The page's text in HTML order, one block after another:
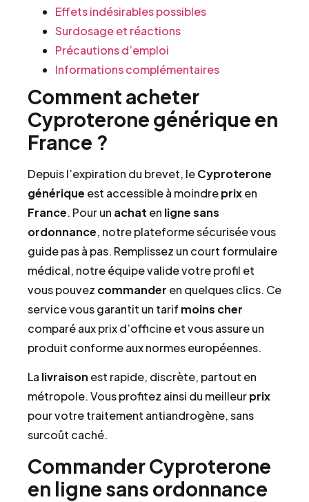
Effets indésirables possibles
Surdosage et réactions
Précautions d’emploi
Informations complémentaires
Comment acheter
Cyproterone générique en
France ?
Depuis l’expiration du brevet, leCyproterone
générique est accessible à moindreprixen
France. Pour un achat en lignesans
ordonnance, notre plateforme sécurisée vous
guide pas à pas. Remplissez un court formulaire
médical, notre équipe valide votre profil et
vous pouvez commander en quelques clics. Ce
service vous garantit un tarif moins cher
comparé aux prix d’officine et vous assure un
produit conforme aux normes européennes.
La livraison est rapide, discrète, partout en
métropole. Vous profitez ainsi du meilleurprix
pour votre traitement antiandrogène, sans
surcoût caché.
Commander Cyproterone
en ligne sans ordonnance